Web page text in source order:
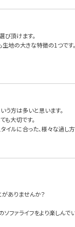
び頂けます。
地の大きな特徴の1つです
う方は多いと思います。
も大切です。
タイルに合った、様々な過し
ありませんか？
ソファライフをより楽しん